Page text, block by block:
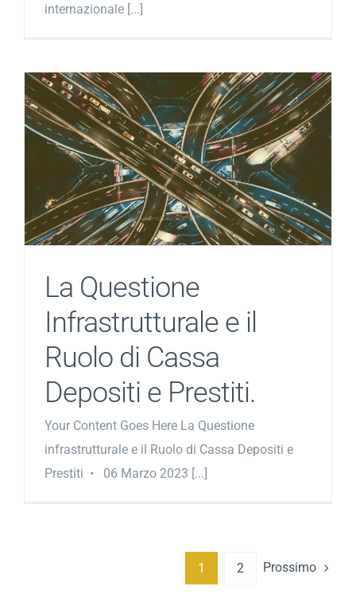
internazionale [...]
La Questione
Infrastrutturale e il
Ruolo di Cassa
Depositi e Prestiti.
Your Content Goes Here La Questione
infrastrutturale e il Ruolo di Cassa Depositi e
Prestiti • 06 Marzo 2023 [...]
1 2 Prossimo